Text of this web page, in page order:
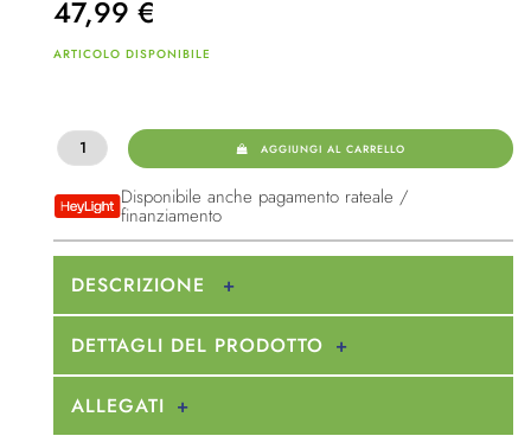
47,99 €
ARTICOLO DISPONIBILE
AGGIUNGI AL CARRELLO
Disponibile anche pagamento rateale /
finanziamento
DESCRIZIONE
DETTAGLI DEL PRODOTTO
ALLEGATI